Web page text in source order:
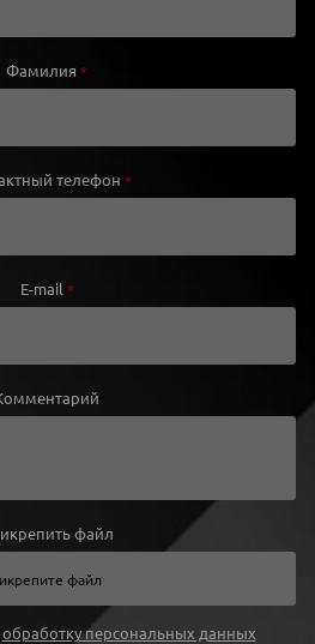
Фамилия *
телефон *
E-mail *
файл
файл
обработку персональных данных